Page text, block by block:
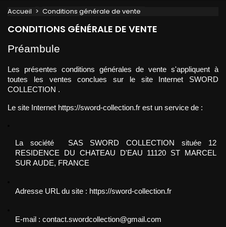
Accueil Conditions générale de vente
CONDITIONS GÉNÉRALE DE VENTE
Préambule
Les présentes conditions générales de vente s'appliquent à
toutes les ventes conclues sur le site Internet SWORD
COLLECTION .
Le site Internet https://sword-collection.fr est un service de :
La société  SAS SWORD COLLECTION située 12
RESIDENCE DU CHATEAU D'EAU 11120 ST MARCEL
SUR AUDE, FRANCE
Adresse URL du site : https://sword-collection.fr
E-mail : contact.swordcollection@gmail.com